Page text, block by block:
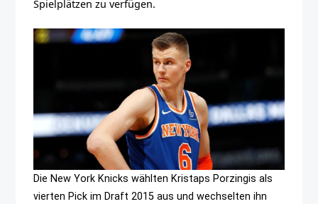
Spielplätzen zu verfügen.
Die New York Knicks wählten Kristaps Porzingis als
vierten Pick im Draft 2015 aus und wechselten ihn